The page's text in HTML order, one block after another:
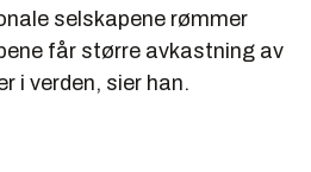
selskapene rømmer
får større avkastning av
i verden, sier han.